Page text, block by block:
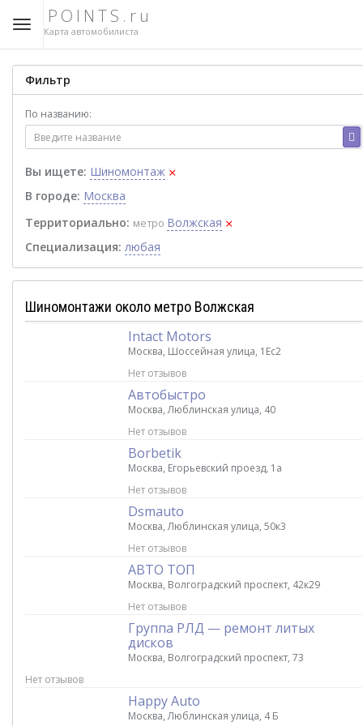
POINTS.ru
Карта автомобилиста
Фильтр
По названию:
Вы ищете: Шиномонтаж ×
В городе: Москва
Территориально: метро Волжская ×
Специализация: любая
Шиномонтажи около метро Волжская
Intact Motors
Москва, Шоссейная улица, 1Ес2
Нет отзывов
Автобыстро
Москва, Люблинская улица, 40
Нет отзывов
Borbetik
Москва, Егорьевский проезд, 1а
Нет отзывов
Dsmauto
Москва, Люблинская улица, 50к3
Нет отзывов
АВТО ТОП
Москва, Волгоградский проспект, 42к29
Нет отзывов
Группа РЛД — ремонт литых
дисков
Москва, Волгоградский проспект, 73
Нет отзывов
Happy Auto
Москва, Люблинская улица, 4 Б